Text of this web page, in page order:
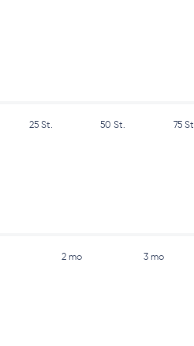
25 St. 50 St. 75
2 mo 3 mo